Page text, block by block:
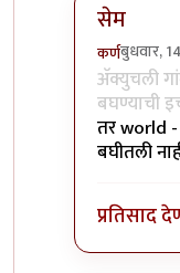
सेम
कर्णबुधवार,
In reply
अ‍ॅक्युचली
बघण्याची
तर world
बघीतली
प्रतिसाद